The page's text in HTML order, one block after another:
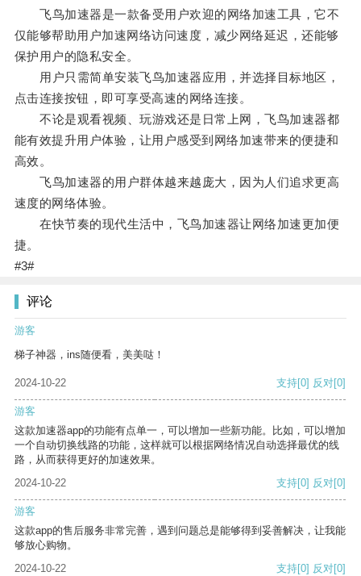
飞鸟加速器是一款备受用户欢迎的网络加速工具，它不
仅能够帮助用户加速网络访问速度，减少网络延迟，还能够
保护用户的隐私安全。
用户只需简单安装飞鸟加速器应用，并选择目标地区，
点击连接按钮，即可享受高速的网络连接。
不论是观看视频、玩游戏还是日常上网，飞鸟加速器都
能有效提升用户体验，让用户感受到网络加速带来的便捷和
高效。
飞鸟加速器的用户群体越来越庞大，因为人们追求更高
速度的网络体验。
在快节奏的现代生活中，飞鸟加速器让网络加速更加便
捷。
#3#
评论
游客
梯子神器，ins随便看，美美哒！
2024-10-22 支持[0] 反对[0]
游客
这款加速器app的功能有点单一，可以增加一些新功能。比如，可以增加
一个自动切换线路的功能，这样就可以根据网络情况自动选择最优的线
路，从而获得更好的加速效果。
2024-10-22
支持[0] 反对[0]
游客
这款app的售后服务非常完善，遇到问题总是能够得到妥善解决，让我能
够放心购物。
2024-10-22
支持[0] 反对[0]